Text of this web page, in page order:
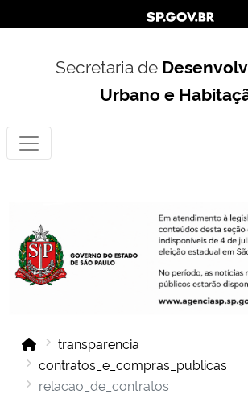
Secretaria de
Urbano e
transparencia
contratos_e_compras_publicas
relacao_de_contratos